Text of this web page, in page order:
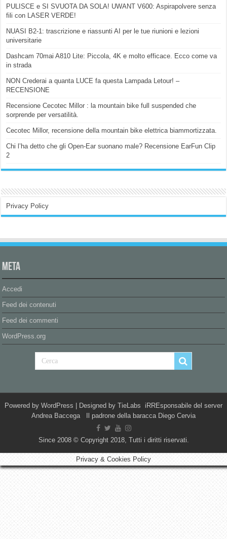
PULISCE e SI SVUOTA DA SOLA! UWANT V600: Aspirapolvere senza
fili con LASER VERDE!
NUASI B2-1: trascrizione e riassunti AI per le tue riunioni e lezioni
universitarie
Dashcam 70mai A810 Lite: Piccola, 4K e molto efficace. Ecco come va
in strada
NON Crederai a quanta LUCE fa questa Lampada Letour! –
RECENSIONE
Recensione Cecotec Millor : la mountain bike full suspended che
sorprende per versatilità.
Cecotec Millor, recensione della mountain bike elettrica biammortizzata.
Chi l’ha detto che gli Open-Ear suonano male? Recensione EarFun Clip
2
Privacy Policy
Meta
Accedi
Feed dei contenuti
Feed dei commenti
WordPress.org
Powered by WordPress | Designed by TieLabs iRREsponsabile del server
Andrea Baccega Il padrone della baracca Diego Cervia
Since 2008 © Copyright 2018, Tutti i diritti riservati.
Privacy & Cookies Policy